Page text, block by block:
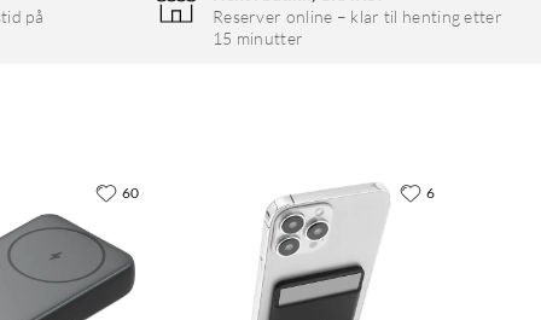
på
Reserver online – klar til henting etter
15 minutter
60 6